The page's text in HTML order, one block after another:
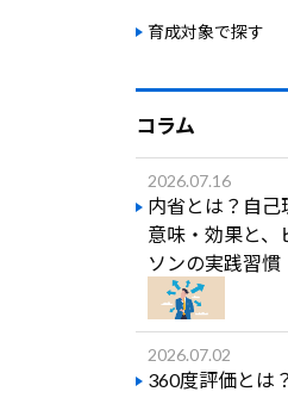
育成対象で探す
コラム
2026.07.16
内省とは？自己
意味・効果と、
ソンの実践習慣
2026.07.02
360度評価とは